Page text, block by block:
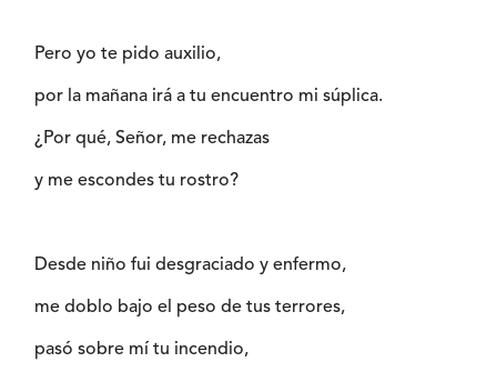
Pero yo te pido auxilio,
por la mañana irá a tu encuentro mi súplica.
¿Por qué, Señor, me rechazas
y me escondes tu rostro?
Desde niño fui desgraciado y enfermo,
me doblo bajo el peso de tus terrores,
pasó sobre mí tu incendio,